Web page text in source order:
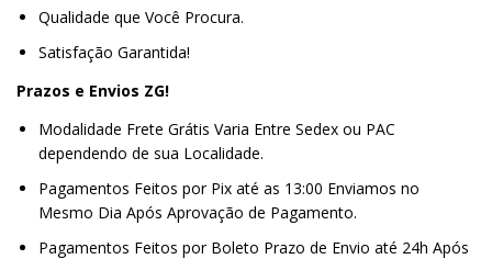
Qualidade que Você Procura.
Satisfação Garantida!
Prazos e Envios ZG!
Modalidade Frete Grátis Varia Entre Sedex ou PAC
dependendo de sua Localidade.
Pagamentos Feitos por Pix até as 13:00 Enviamos no
Mesmo Dia Após Aprovação de Pagamento.
Pagamentos Feitos por Boleto Prazo de Envio até 24h Após